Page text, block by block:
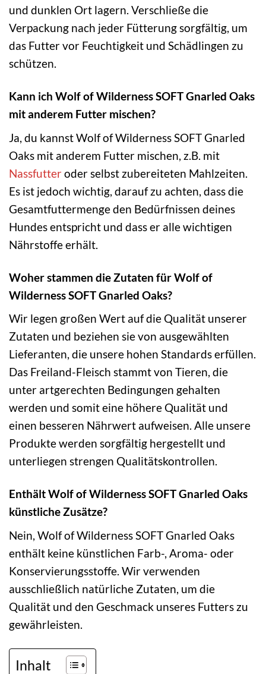
und dunklen Ort lagern. Verschließe die
Verpackung nach jeder Fütterung sorgfältig, um
das Futter vor Feuchtigkeit und Schädlingen zu
schützen.
Kann ich Wolf of Wilderness SOFT Gnarled Oaks
mit anderem Futter mischen?
Ja, du kannst Wolf of Wilderness SOFT Gnarled
Oaks mit anderem Futter mischen, z.B. mit
Nassfutteroder selbst zubereiteten Mahlzeiten.
Es ist jedoch wichtig, darauf zu achten, dass die
Gesamtfuttermenge den Bedürfnissen deines
Hundes entspricht und dass er alle wichtigen
Nährstoffe erhält.
Woher stammen die Zutaten für Wolf of
Wilderness SOFT Gnarled Oaks?
Wir legen großen Wert auf die Qualität unserer
Zutaten und beziehen sie von ausgewählten
Lieferanten, die unsere hohen Standards erfüllen.
Das Freiland-Fleisch stammt von Tieren, die
unter artgerechten Bedingungen gehalten
werden und somit eine höhere Qualität und
einen besseren Nährwert aufweisen. Alle unsere
Produkte werden sorgfältig hergestellt und
unterliegen strengen Qualitätskontrollen.
Enthält Wolf of Wilderness SOFT Gnarled Oaks
künstliche Zusätze?
Nein, Wolf of Wilderness SOFT Gnarled Oaks
enthält keine künstlichen Farb-, Aroma- oder
Konservierungsstoffe. Wir verwenden
ausschließlich natürliche Zutaten, um die
Qualität und den Geschmack unseres Futters zu
gewährleisten.
Inhalt